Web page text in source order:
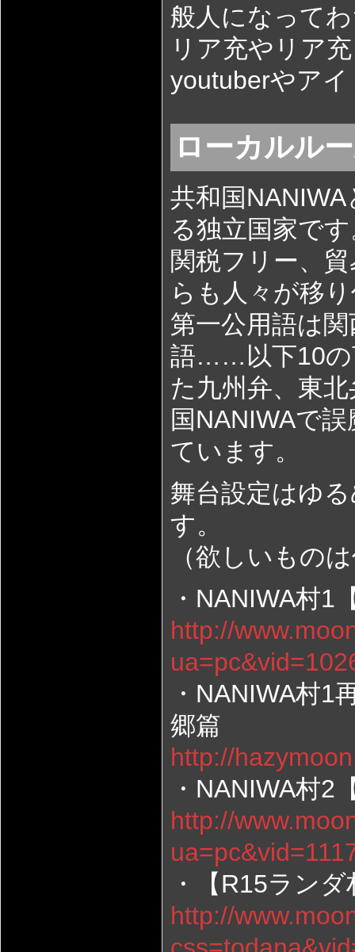
般人になって
リア充やリア
youtuberやア
ローカルル
共和国
る独立国家で
関税フリー、
らも人々が移
第一公用語は
語……以下10の
た九州弁、東
国NANIWAで
ています。
舞台設定はゆ
す。
（欲しいもの
・NANIWA村
http://
・NANIWA村
郷篇
http://
・NANIWA村
http://
・【R15ラン
http://